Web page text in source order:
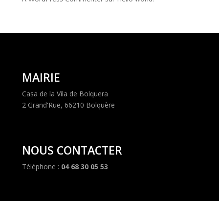
MAIRIE
Casa de la Vila de Bolquera
2 Grand'Rue, 66210 Bolquère
NOUS CONTACTER
Téléphone : 04 68 30 05 53